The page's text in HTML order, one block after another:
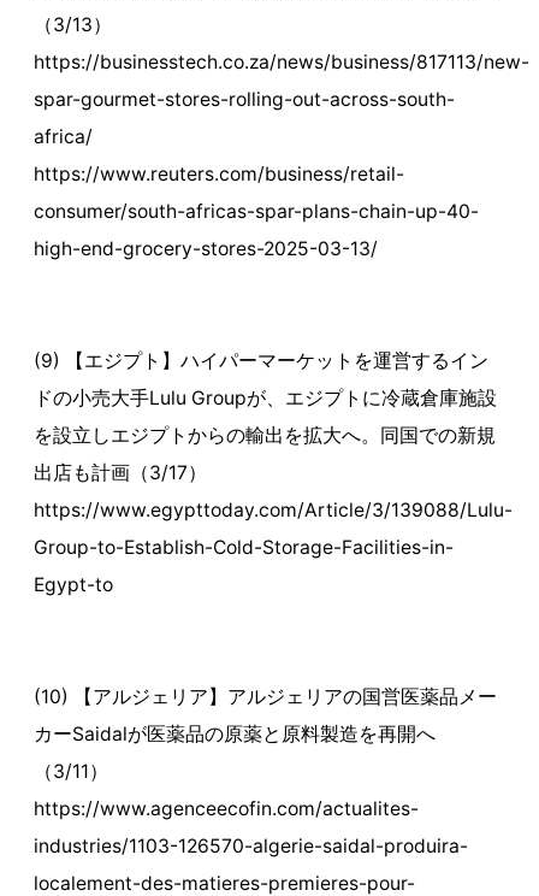
（3/13）
https://businesstech.co.za/news/business/817113/new-
spar-gourmet-stores-rolling-out-across-south-
africa/
https://www.reuters.com/business/retail-
consumer/south-africas-spar-plans-chain-up-40-
high-end-grocery-stores-2025-03-13/
(9) 【エジプト】ハイパーマーケットを運営するイン
ドの小売大手Lulu Groupが、エジプトに冷蔵倉庫施設
を設立しエジプトからの輸出を拡大へ。同国での新規
出店も計画（3/17）
https://www.egypttoday.com/Article/3/139088/Lulu-
Group-to-Establish-Cold-Storage-Facilities-in-
Egypt-to
(10) 【アルジェリア】アルジェリアの国営医薬品メー
カーSaidalが医薬品の原薬と原料製造を再開へ
（3/11）
https://www.agenceecofin.com/actualites-
industries/1103-126570-algerie-saidal-produira-
localement-des-matieres-premieres-pour-